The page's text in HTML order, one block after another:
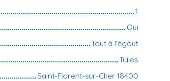
1
Oui
Tout à l'égout
Tuiles
Saint-Florent-sur-Cher 18400